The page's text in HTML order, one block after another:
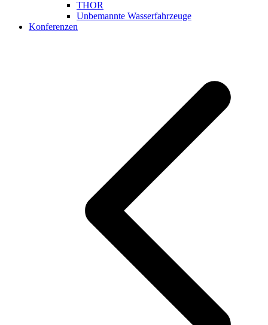
THOR
Unbemannte Wasserfahrzeuge
Konferenzen